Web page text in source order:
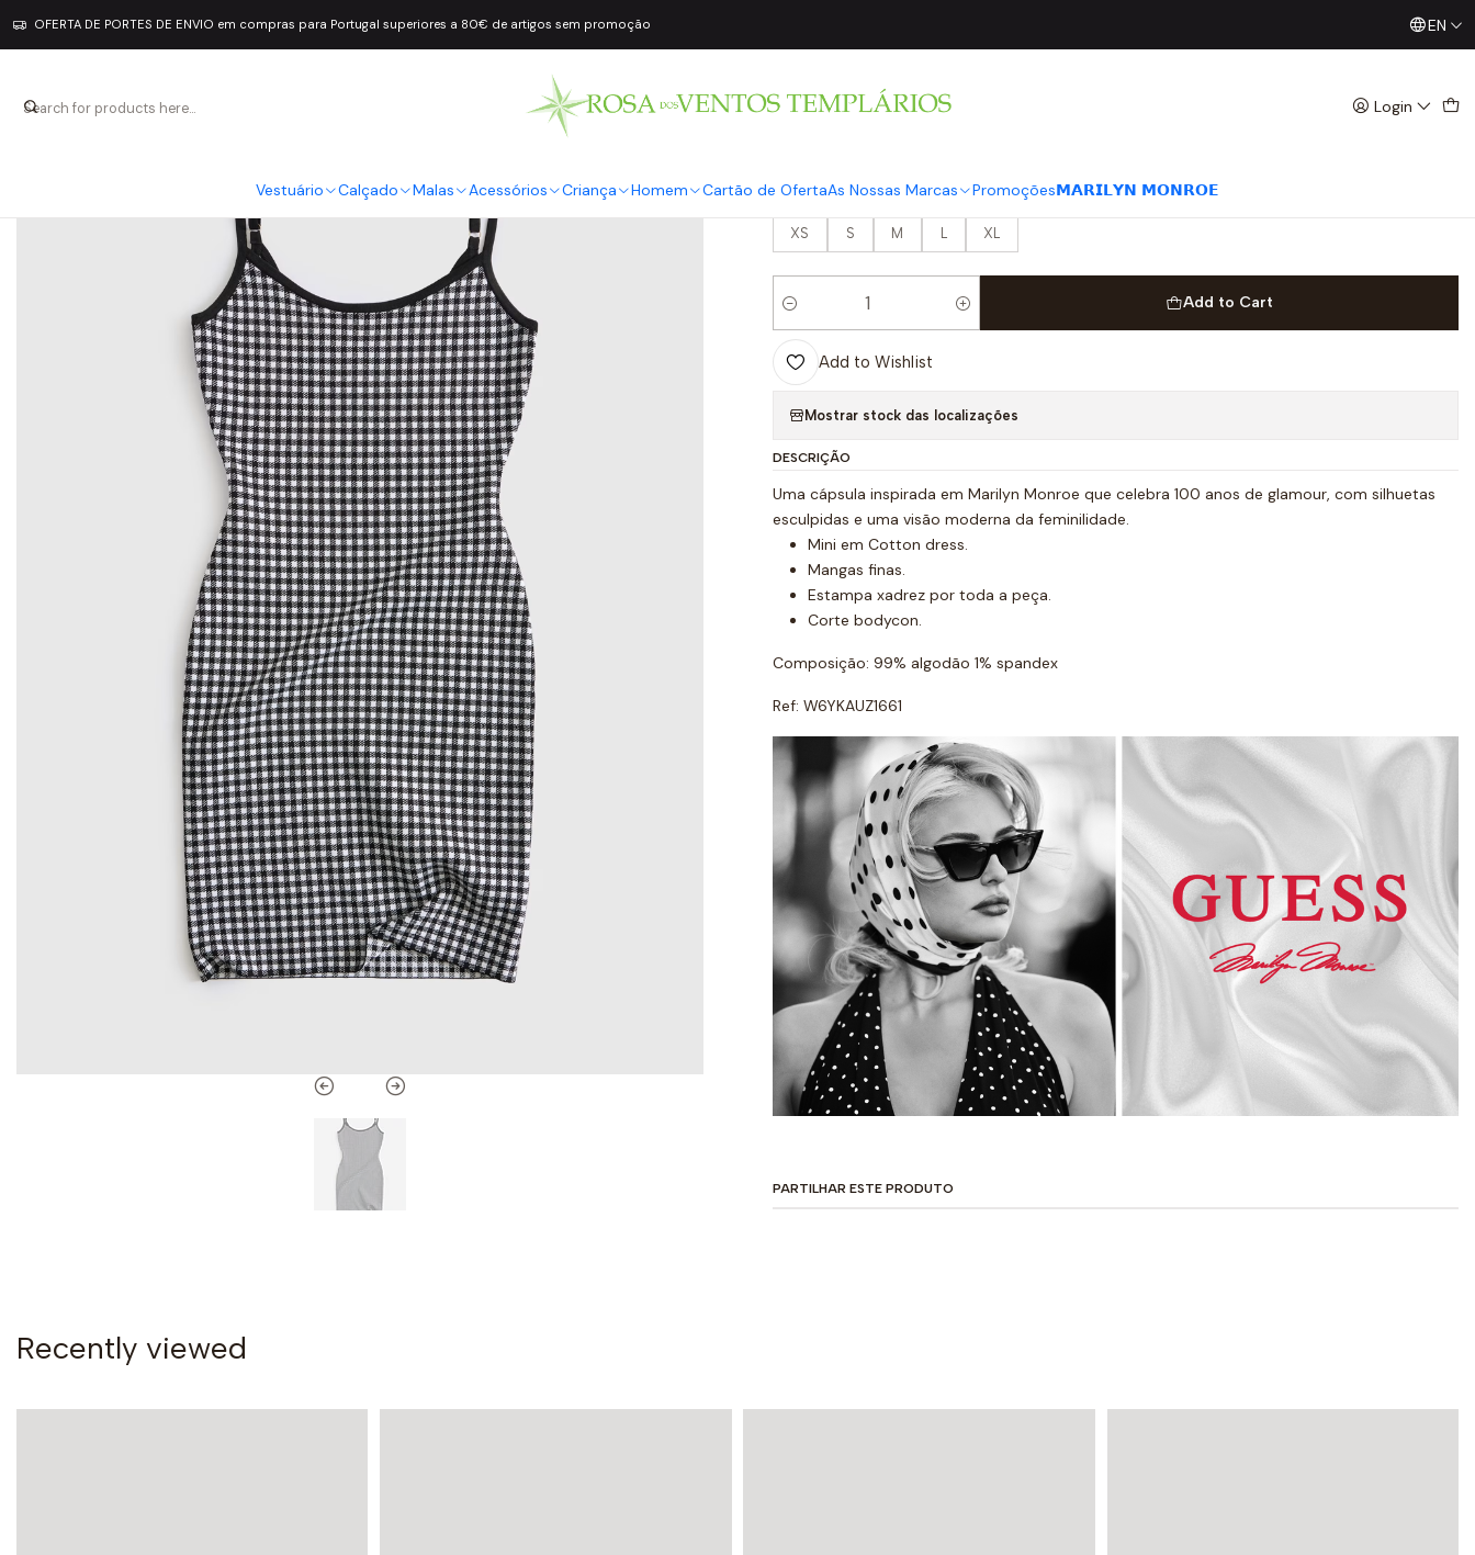
Login
Vestuário Calçado Malas Acessórios Criança Homem Cartão de OfertaAs Nossas Marcas Promoções𝗠𝗔𝗥𝗜𝗟𝗬𝗡 𝗠𝗢𝗡𝗥𝗢𝗘
OFERTA DE PORTES DE ENVIO em compras para Portugal superiores a 80€ de artigos sem promoção Já conhece os nossos Diretos? Todas as Segundas /EN
|
Preto - Guess
Preto
XS S M L XL
Quantity
Add to Cart
Add to Wishlist
Mostrar stock das localizações
DESCRIÇÃO
Uma cápsula inspirada em Marilyn Monroe que celebra 100 anos de glamour, com silhuetas
esculpidas e uma visão moderna da feminilidade.
Mini em Cotton dress.
Mangas finas.
Estampa xadrez por toda a peça.
Corte bodycon.
Composição: 99% algodão 1% spandex
Ref: W6YKAUZ1661
PARTILHAR ESTE PRODUTO
Recently viewed